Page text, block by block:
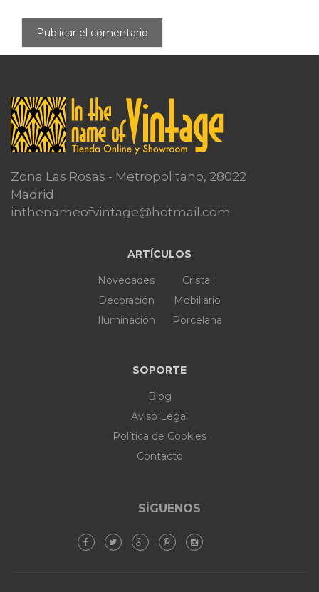
Zona Las Rosas - Metropolitano, 28022
Madrid
inthenameofvintage@hotmail.com
ARTÍCULOS
Novedades
Decoración
Iluminación
Cristal
Mobiliario
Porcelana
SOPORTE
Blog
Aviso Legal
Política de Cookies
Contacto
SÍGUENOS